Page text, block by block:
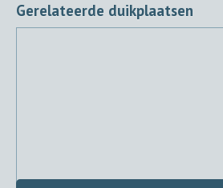
Gerelateerde duikplaatsen